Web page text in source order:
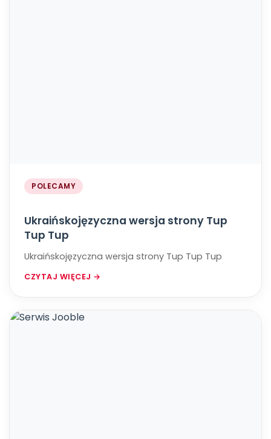
POLECAMY
Ukraińskojęzyczna wersja strony Tup
Tup Tup
Ukraińskojęzyczna wersja strony Tup Tup Tup
CZYTAJ WIĘCEJ →